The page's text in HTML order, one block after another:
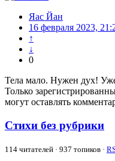
Яас Йан
16 февраля 2023,
↑
↓
0
Тела мало. Нужен дух!
Только
могут оставлять
Стихи без рубрики
114 читателей · 937 топиков ·